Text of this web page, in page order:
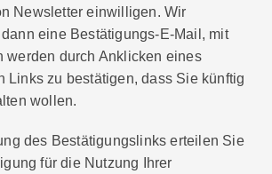
Newsletter einwilligen. Wir
eine Bestätigungs-E-Mail, mit
werden durch Anklicken eines
Links zu bestätigen, dass Sie künftig
wollen.
des Bestätigungslinks erteilen Sie
für die Nutzung Ihrer